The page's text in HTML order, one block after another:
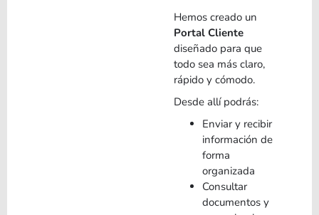
Hemos creado un
Portal Cliente
diseñado para que
todo sea más claro,
rápido y cómodo.
Desde allí podrás:
Enviar y recibir
información de
forma
organizada
Consultar
documentos y